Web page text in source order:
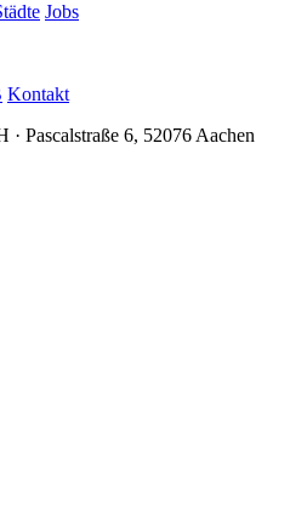
Jobs
Kontakt
Pascalstraße 6, 52076 Aachen